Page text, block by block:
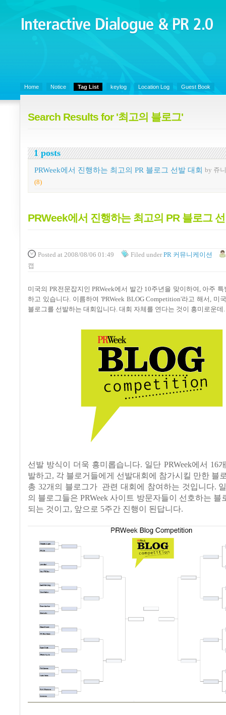
Interactive Dialogue &
PR 2.0
Home Notice Tag List keylog Location Log Guest Book
Search Results for '최고의 블로그'
1 posts
PRWeek에서 진행하는 최고의 PR 블로그 선발 대회 by 쥬
(8)
PRWeek에서 진행하는 최고의 PR 블로그
Posted at 2008/08/06 01:49 Filed under PR 커뮤니케이션
캡
미국의 PR전문잡지인 PRWeek에서 발간 10주년을 맞이하여, 아주
하고 있습니다. 이름하여 'PRWeek BLOG Competition'라고 해서, 미
블로그를 선발하는 대회입니다. 대회 자체를 연다는 것이 흥미로운데.
선발 방식이 더욱 흥미롭습니다. 일단 PRWeek에서 16
발하고, 각 블로거들에게 선발대회에 참가시킬 만한 블
총 32개의 블로그가 관련 대회에 참여하는 것입니다.
의 블로그들은 PRWeek 사이트 방문자들이 선호하는 블
되는 것이고, 앞으로 5주간 진행이 된답니다.